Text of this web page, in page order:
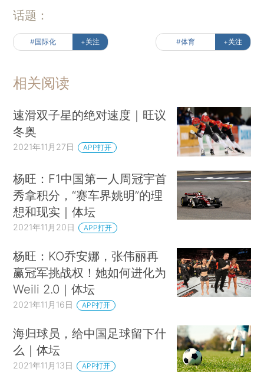
话题：
#国际化 +关注 #体育 +关注
相关阅读
速滑双子星的绝对速度｜旺议
冬奥
2021年11月27日 APP打开
杨旺：F1中国第一人周冠宇首
秀拿积分，“赛车界姚明”的理
想和现实｜体坛
2021年11月20日 APP打开
杨旺：KO乔安娜，张伟丽再
赢冠军挑战权！她如何进化为
Weili 2.0｜体坛
2021年11月16日 APP打开
海归球员，给中国足球留下什
么｜体坛
2021年11月13日 APP打开